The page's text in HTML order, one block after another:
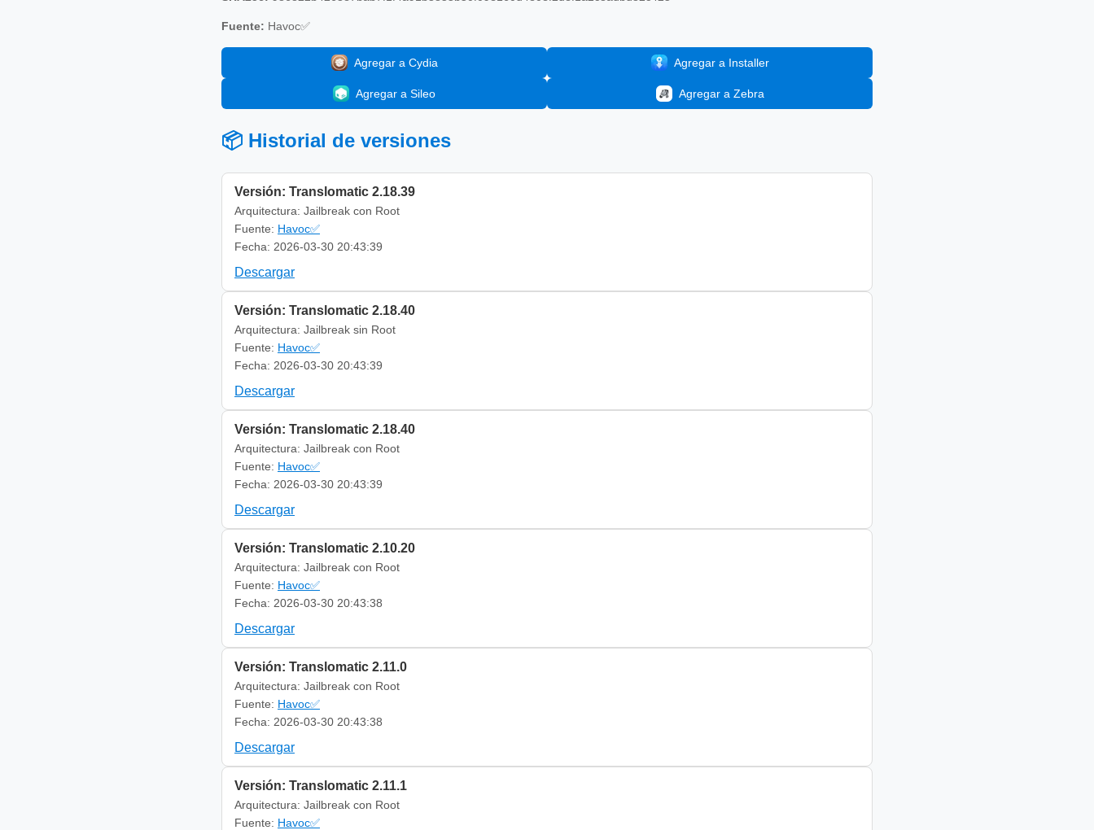
Fuente: Havoc✅
Agregar a Cydia Agregar a Installer
Agregar a Sileo Agregar a Zebra
📦 Historial de versiones
Versión: Translomatic 2.18.39
Arquitectura: Jailbreak con Root
Fuente: Havoc✅
Fecha: 2026-03-30 20:43:39
Descargar
Versión: Translomatic 2.18.40
Arquitectura: Jailbreak sin Root
Fuente: Havoc✅
Fecha: 2026-03-30 20:43:39
Descargar
Versión: Translomatic 2.18.40
Arquitectura: Jailbreak con Root
Fuente: Havoc✅
Fecha: 2026-03-30 20:43:39
Descargar
Versión: Translomatic 2.10.20
Arquitectura: Jailbreak con Root
Fuente: Havoc✅
Fecha: 2026-03-30 20:43:38
Descargar
Versión: Translomatic 2.11.0
Arquitectura: Jailbreak con Root
Fuente: Havoc✅
Fecha: 2026-03-30 20:43:38
Descargar
Versión: Translomatic 2.11.1
Arquitectura: Jailbreak con Root
Fuente: Havoc✅